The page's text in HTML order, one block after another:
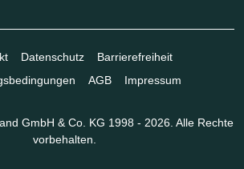
Datenschutz
Barrierefreiheit
AGB Impressum
GmbH & Co. KG 1998 - 2026. Alle Rechte
vorbehalten.